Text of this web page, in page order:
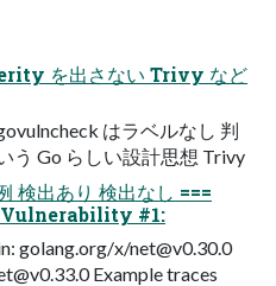
を出さない Trivy など
はラベルなし 判
う Go らしい設計思想 Trivy
出あり 検出なし ===
Vulnerability #1:
golang.org/x/net@v0.30.0
Example traces